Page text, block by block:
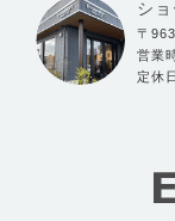
シ
〒
営業
定休